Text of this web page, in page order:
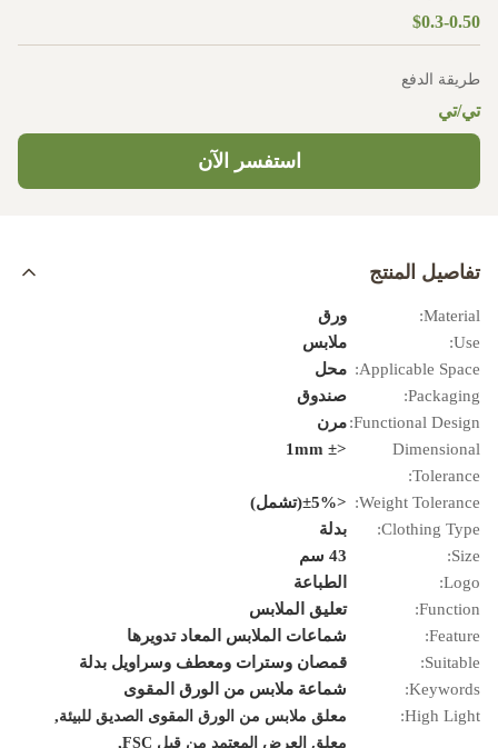
$0.3-0.50
طريقة الدفع
تي/تي
استفسر الآن
تفاصيل المنتج
Material:
ورق
Use:
ملابس
Applicable Space:
محل
Packaging:
صندوق
Functional Design: مرن
Dimensional
Tolerance:
<± 1mm
Weight Tolerance:
<±5%(تشمل)
Clothing Type:
بدلة
Size:
43 سم
Logo:
الطباعة
Function:
تعليق الملابس
Feature:
شماعات الملابس المعاد تدويرها
Suitable:
قمصان وسترات ومعطف وسراويل بدلة
Keywords:
شماعة ملابس من الورق المقوى
High Light:
معلق ملابس من الورق المقوى الصديق للبيئة,
معلق العرض المعتمد من قبل FSC ,